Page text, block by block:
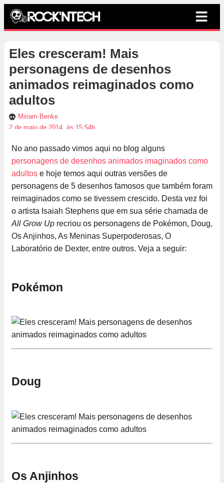
Eles cresceram! Mais
personagens de desenhos
animados reimaginados como
adultos
Miriam Benke
2 de maio de 2014, às 15:54h
No ano passado vimos aqui no blog alguns
personagens de desenhos animados imaginados como
adultos e hoje temos aqui outras versões de
personagens de 5 desenhos famosos que também foram
reimaginados como se tivessem crescido. Desta vez foi
o artista Isaiah Stephens que em sua série chamada de
All Grow Up recriou os personagens de Pokémon, Doug,
Os Anjinhos, As Meninas Superpoderosas, O
Laboratório de Dexter, entre outros. Veja a seguir:
Pokémon
Doug
Os Anjinhos